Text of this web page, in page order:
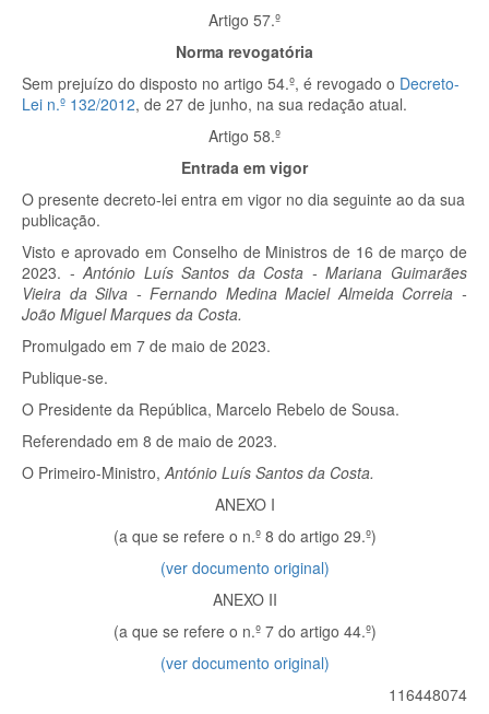
Artigo 57.º
Norma revogatória
Sem prejuízo do disposto no artigo 54.º, é revogado o Decreto-
Lei n.º 132/2012, de 27 de junho, na sua redação atual.
Artigo 58.º
Entrada em vigor
O presente decreto-lei entra em vigor no dia seguinte ao da sua
publicação.
Visto e aprovado em Conselho de Ministros de 16 de março de
2023. -António Luís Santos da Costa - Mariana Guimarães
Vieira da Silva - Fernando Medina Maciel Almeida Correia -
João Miguel Marques da Costa.
Promulgado em 7 de maio de 2023.
Publique-se.
O Presidente da República, Marcelo Rebelo de Sousa.
Referendado em 8 de maio de 2023.
O Primeiro-Ministro,António Luís Santos da Costa.
ANEXO I
(a que se refere o n.º 8 do artigo 29.º)
(ver documento original)
ANEXO II
(a que se refere o n.º 7 do artigo 44.º)
(ver documento original)
116448074